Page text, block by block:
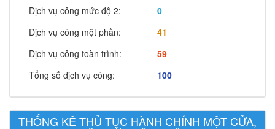
Dịch vụ công mức độ 2:
0
Dịch vụ công một phần:
41
Dịch vụ công toàn trình:
59
Tổng số dịch vụ công:
100
THỐNG KÊ THỦ TỤC HÀNH CHÍNH MỘT CỬA,